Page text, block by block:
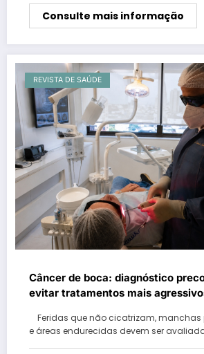
Consulte mais informação
REVISTA DE SAÚDE
Câncer de boca: diagnóstico
evitar tratamentos mais
Feridas que não cicatrizam, manchas
e áreas endurecidas devem ser